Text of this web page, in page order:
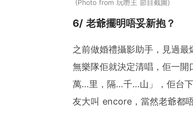
Photo from 玩嘢王 節目截圖
6/ 老爺擺明唔妥新抱？
之前做婚禮攝影助手，見過
無樂隊佢就決定清唱，佢一
萬…里，隔…千…山」，佢台下
友大叫 encore，當然老爺都